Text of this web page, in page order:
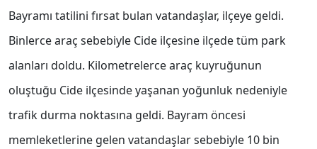
Bayramı tatilini fırsat bulan vatandaşlar, ilçeye geldi.
Binlerce araç sebebiyle Cide ilçesine ilçede tüm park
alanları doldu. Kilometrelerce araç kuyruğunun
oluştuğu Cide ilçesinde yaşanan yoğunluk nedeniyle
trafik durma noktasına geldi. Bayram öncesi
memleketlerine gelen vatandaşlar sebebiyle 10 bin